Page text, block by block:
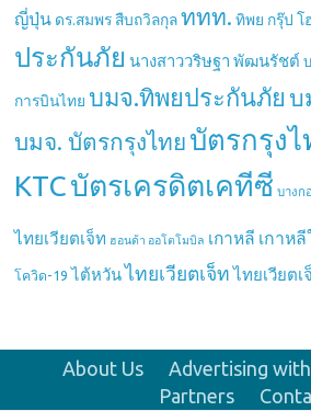
ญี่ปุ่น ดร.สมพร สืบถวิลกุล ททท. ทิพย กรุ๊ป โ
ประกันภัย นางสาววริษฐา พัฒนรัชต์
การบินไทย บมจ.ทิพยประกันภัย บ
บมจ. บัตรกรุงไทย บัตรกรุงไ
KTCบัตรเครดิตเคทีซี บางก
ไทยเวียตเจ็ท ฮอนด้า ออโตโมบิล เกาหลี เกาหลี
โควิด-19 ไต้หวัน ไทยเวียตเจ็ท ไทยเวียต
About Us Advertising
Partners